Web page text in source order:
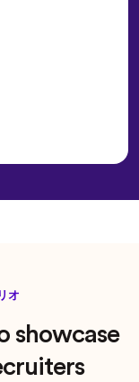
オ
showcase